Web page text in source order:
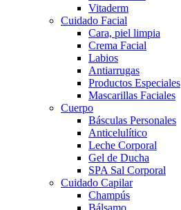
Vitaderm
Cuidado Facial
Cara, piel limpia
Crema Facial
Labios
Antiarrugas
Productos Especiales
Mascarillas Faciales
Cuerpo
Básculas Personales
Anticelulítico
Leche Corporal
Gel de Ducha
SPA Sal Corporal
Cuidado Capilar
Champús
Bálsamo